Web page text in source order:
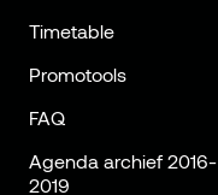
Timetable
Promotools
FAQ
Agenda archief 2016-
2019